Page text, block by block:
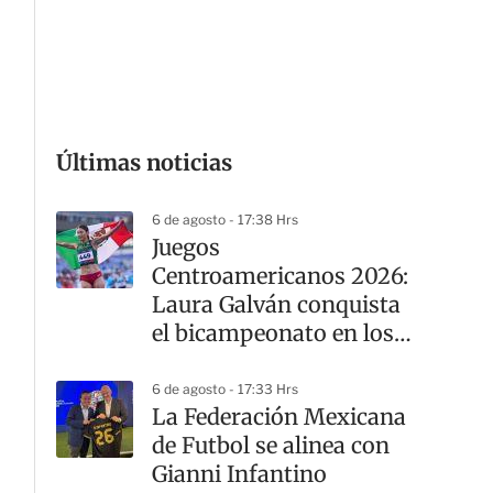
Últimas noticias
6 de agosto - 17:38 Hrs
Juegos
Centroamericanos 2026:
Laura Galván conquista
el bicampeonato en los
6 de agosto - 17:33 Hrs
La Federación Mexicana
de Futbol se alinea con
Gianni Infantino